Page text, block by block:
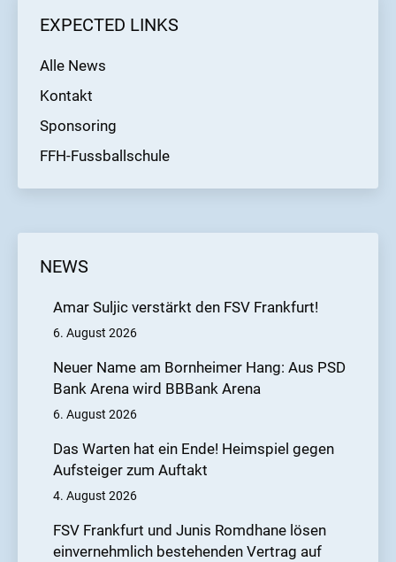
EXPECTED LINKS
Alle News
Kontakt
Sponsoring
FFH-Fussballschule
NEWS
Amar Suljic verstärkt den FSV Frankfurt!
6. August 2026
Neuer Name am Bornheimer Hang: Aus PSD
Bank Arena wird BBBank Arena
6. August 2026
Das Warten hat ein Ende! Heimspiel gegen
Aufsteiger zum Auftakt
4. August 2026
FSV Frankfurt und Junis Romdhane lösen
einvernehmlich bestehenden Vertrag auf